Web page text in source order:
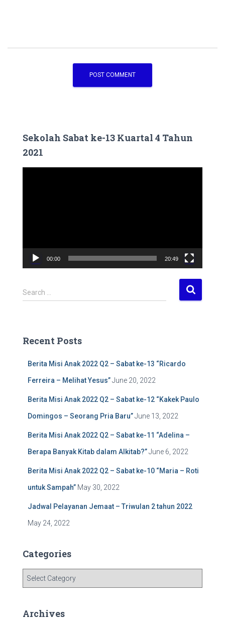
Sekolah Sabat ke-13 Kuartal 4 Tahun
2021
a
00:00 20:49
S
e
h
Search …
Recent Posts
Berita Misi Anak 2022 Q2 – Sabat ke-13 “Ricardo
Ferreira – Melihat Yesus”June 20, 2022
Berita Misi Anak 2022 Q2 – Sabat ke-12 “Kakek Paulo
Domingos – Seorang Pria Baru”June 13, 2022
Berita Misi Anak 2022 Q2 – Sabat ke-11 “Adelina –
Berapa Banyak Kitab dalam Alkitab?”June 6, 2022
Berita Misi Anak 2022 Q2 – Sabat ke-10 “Maria – Roti
untuk Sampah” May 30, 2022
Jadwal Pelayanan Jemaat – Triwulan 2 tahun 2022
May 24, 2022
Categories
gArchives